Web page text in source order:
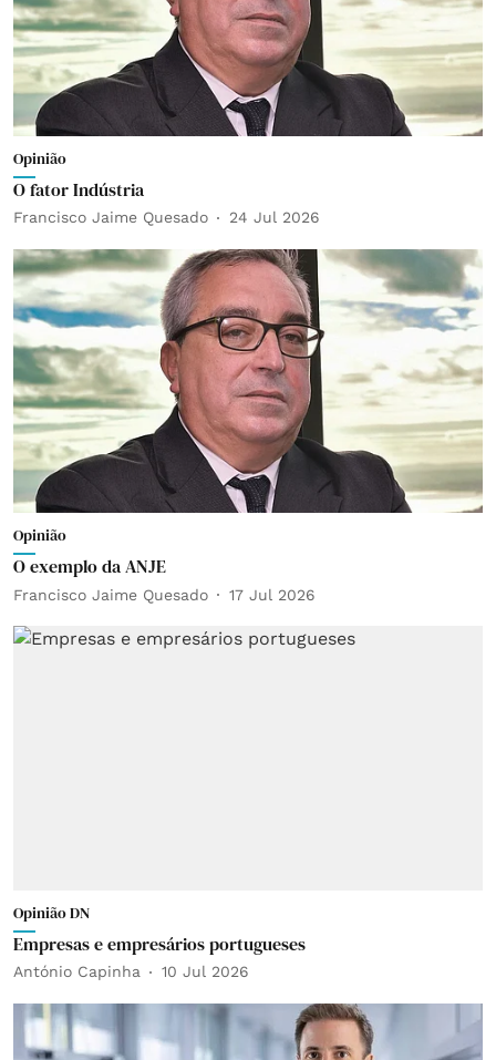
Opinião
O fator Indústria
Francisco Jaime Quesado 24 Jul 2026
Opinião
O exemplo da ANJE
Francisco Jaime Quesado 17 Jul 2026
Opinião DN
Empresas e empresários portugueses
António Capinha 10 Jul 2026